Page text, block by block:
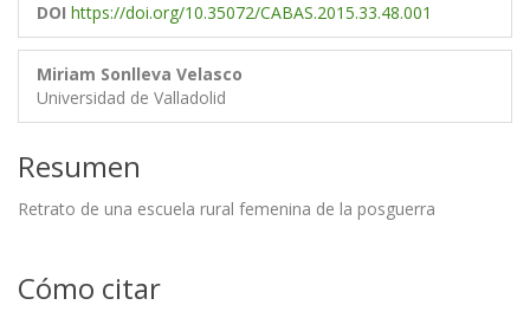
DOI https://doi.org/10.35072/CABAS.2015.33.48.001
Miriam Sonlleva Velasco
Universidad de Valladolid
Resumen
Retrato de una escuela rural femenina de la posguerra
Cómo citar